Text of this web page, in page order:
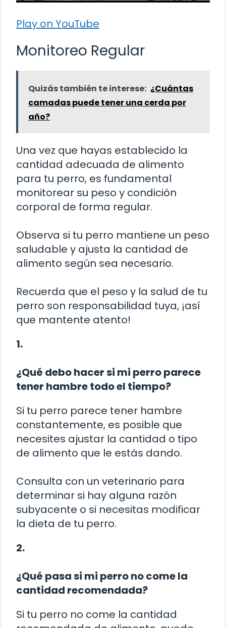
Play on YouTube
Monitoreo Regular
Quizás también te interese: ¿Cuántas
camadas puede tener una cerda por
año?
Una vez que hayas establecido la
cantidad adecuada de alimento
para tu perro, es fundamental
monitorear su peso y condición
corporal de forma regular.
Observa si tu perro mantiene un peso
saludable y ajusta la cantidad de
alimento según sea necesario.
Recuerda que el peso y la salud de tu
perro son responsabilidad tuya, ¡así
que mantente atento!
1.
¿Qué debo hacer si mi perro parece
tener hambre todo el tiempo?
Si tu perro parece tener hambre
constantemente, es posible que
necesites ajustar la cantidad o tipo
de alimento que le estás dando.
Consulta con un veterinario para
determinar si hay alguna razón
subyacente o si necesitas modificar
la dieta de tu perro.
2.
¿Qué pasa si mi perro no come la
cantidad recomendada?
Si tu perro no come la cantidad